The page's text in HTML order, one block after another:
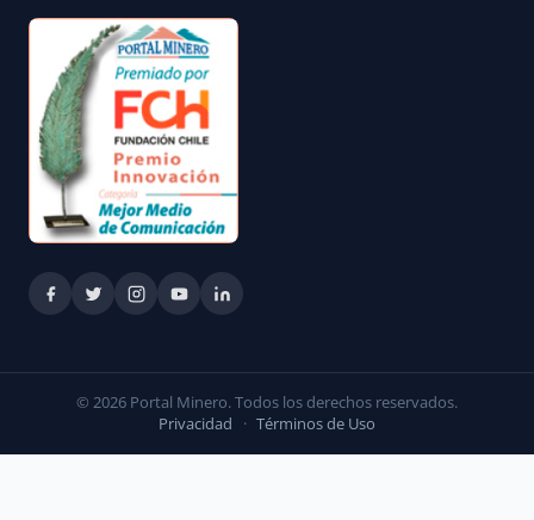
© 2026 Portal Minero. Todos los derechos reservados.
Privacidad
· Términos de Uso